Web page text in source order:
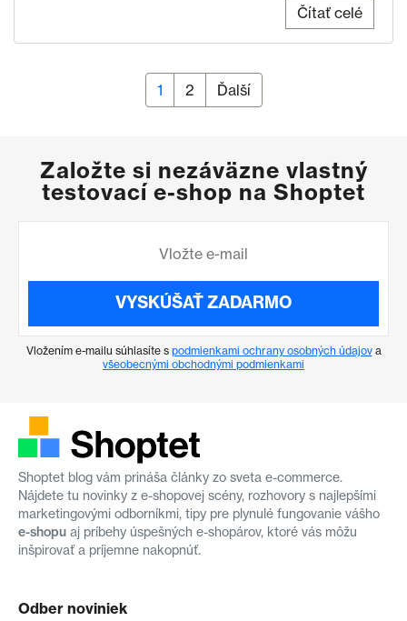
Čítať celé
Stránkovanie príspevkov
Stránka
1 Stránka
2 Ďalší
Založte si nezáväzne vlastný
testovací e-shop na Shoptet
VYSKÚŠAŤ ZADARMO
Vložením e-mailu súhlasíte s podmienkami ochrany osobných údajova
všeobecnými obchodnými podmienkami
Shoptet blog vám prináša články zo sveta e-commerce.
Nájdete tu novinky z e-shopovej scény, rozhovory s najlepšími
marketingovými odborníkmi, tipy pre plynulé fungovanie vášho
e-shopu aj príbehy úspešných e-shopárov, ktoré vás môžu
inšpirovať a príjemne nakopnúť.
Odber noviniek